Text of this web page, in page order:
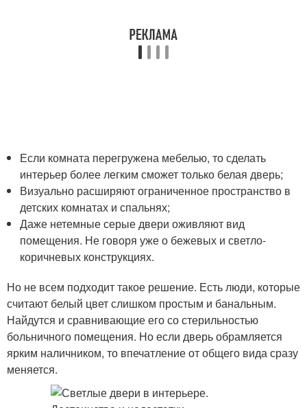
Если комната перегружена мебелью, то сделать
интерьер более легким сможет только белая дверь;
Визуально расширяют ограниченное пространство в
детских комнатах и спальнях;
Даже нетемные серые двери оживляют вид
помещения. Не говоря уже о бежевых и светло-
коричневых конструкциях.
Но не всем подходит такое решение. Есть люди, которые
считают белый цвет слишком простым и банальным.
Найдутся и сравнивающие его со стерильностью
больничного помещения. Но если дверь обрамляется
ярким наличником, то впечатление от общего вида сразу
меняется.